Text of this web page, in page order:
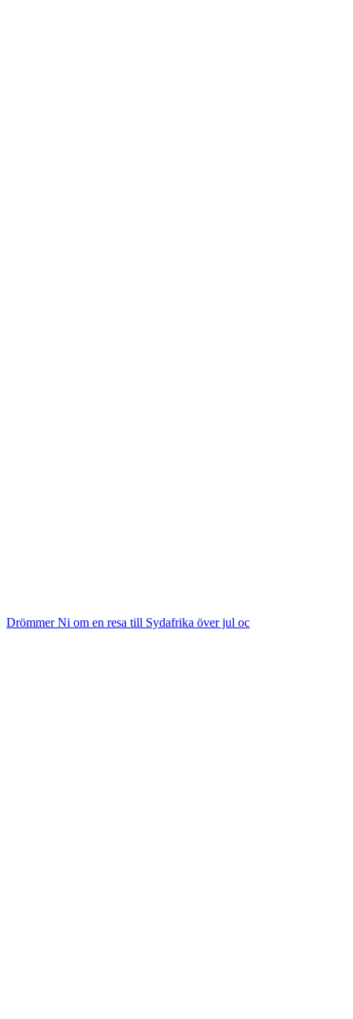
Drömmer Ni om en resa till Sydafrika över jul oc